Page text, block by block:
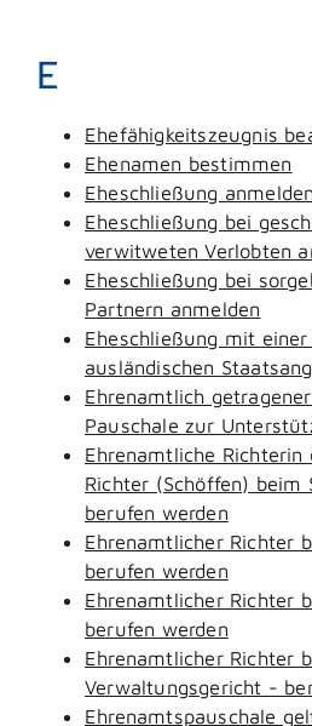
E
Ehefähigkeitszeugnis
Ehenamen bestimmen
Eheschließung anmelden
Eheschließung bei
verwitweten Verlobten
Eheschließung bei
Partnern anmelden
Eheschließung mit
ausländischen
Ehrenamtlich
Pauschale zur
Ehrenamtliche
Richter (Schöffen) beim
berufen werden
Ehrenamtlicher Richter
berufen werden
Ehrenamtlicher Richter
berufen werden
Ehrenamtlicher Richter
Verwaltungsgericht -
Ehrenamtspauschale